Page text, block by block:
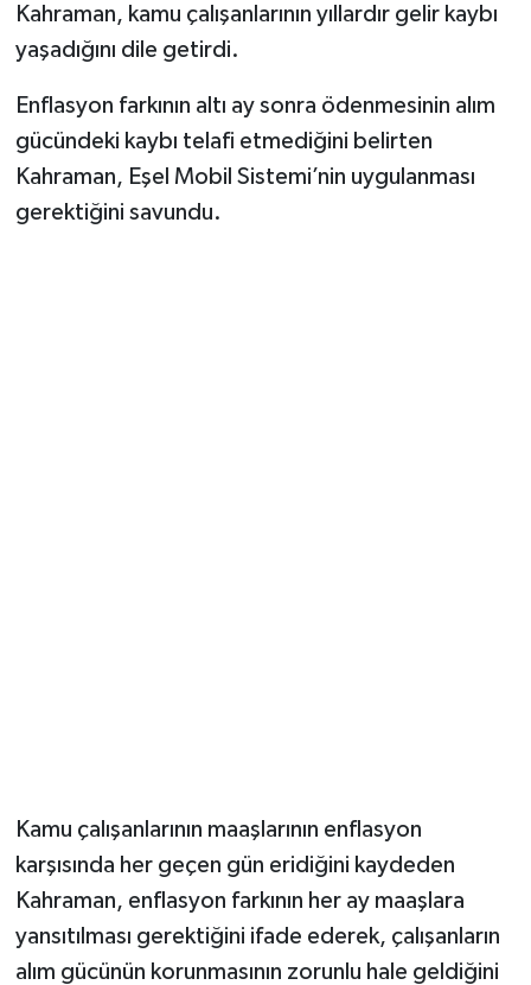
Kahraman, kamu çalışanlarının yıllardır gelir kaybı
yaşadığını dile getirdi.
Enflasyon farkının altı ay sonra ödenmesinin alım
gücündeki kaybı telafi etmediğini belirten
Kahraman, Eşel Mobil Sistemi’nin uygulanması
gerektiğini savundu.
Kamu çalışanlarının maaşlarının enflasyon
karşısında her geçen gün eridiğini kaydeden
Kahraman, enflasyon farkının her ay maaşlara
yansıtılması gerektiğini ifade ederek, çalışanların
alım gücünün korunmasının zorunlu hale geldiğini